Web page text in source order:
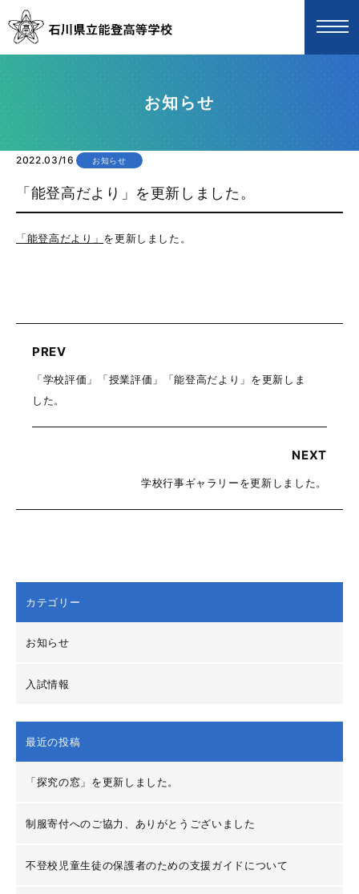
お知らせ
2022.03/16 お知らせ
「能登高だより」を更新しました。
「能登高だより」 を更新しました。
PREV
「学校評価」「授業評価」「能登高だより」を更新しま
した。
NEXT
学校行事ギャラリーを更新しました。
カテゴリー
お知らせ
入試情報
最近の投稿
「探究の窓」を更新しました。
制服寄付へのご協力、ありがとうございました
不登校児童生徒の保護者のための支援ガイドについて